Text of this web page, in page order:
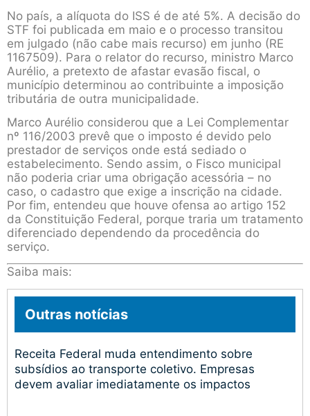
No país, a alíquota do ISS é de até 5%. A decisão do
STF foi publicada em maio e o processo transitou
em julgado (não cabe mais recurso) em junho (RE
1167509). Para o relator do recurso, ministro Marco
Aurélio, a pretexto de afastar evasão fiscal, o
município determinou ao contribuinte a imposição
tributária de outra municipalidade.
Marco Aurélio considerou que a Lei Complementar
nº 116/2003 prevê que o imposto é devido pelo
prestador de serviços onde está sediado o
estabelecimento. Sendo assim, o Fisco municipal
não poderia criar uma obrigação acessória – no
caso, o cadastro que exige a inscrição na cidade.
Por fim, entendeu que houve ofensa ao artigo 152
da Constituição Federal, porque traria um tratamento
diferenciado dependendo da procedência do
serviço.
Saiba mais:
Outras notícias
Receita Federal muda entendimento sobre
subsídios ao transporte coletivo. Empresas
devem avaliar imediatamente os impactos